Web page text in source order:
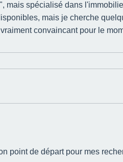
spécialisé dans
mais je cherche
convaincant pour le
point de départ pour mes